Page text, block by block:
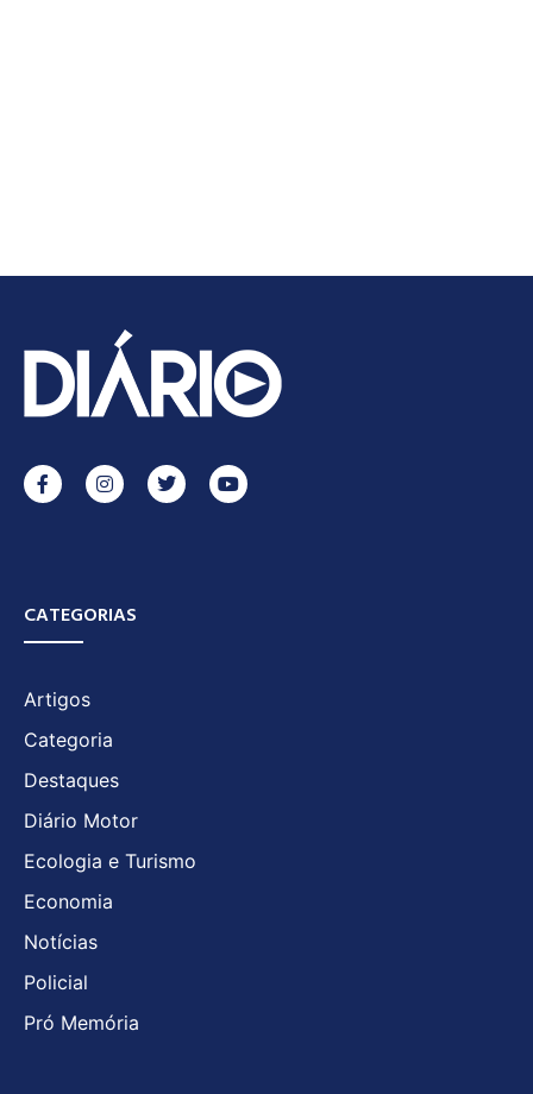
CATEGORIAS
Artigos
Categoria
Destaques
Diário Motor
Ecologia e Turismo
Economia
Notícias
Policial
Pró Memória